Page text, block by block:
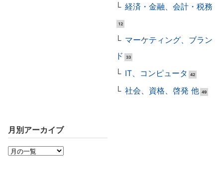
経済・金融、会計・税務
12
マーケティング、ブラン
ド
33
IT、コンピュータ 42
社会、資格、啓発 他 49
月別アーカイブ